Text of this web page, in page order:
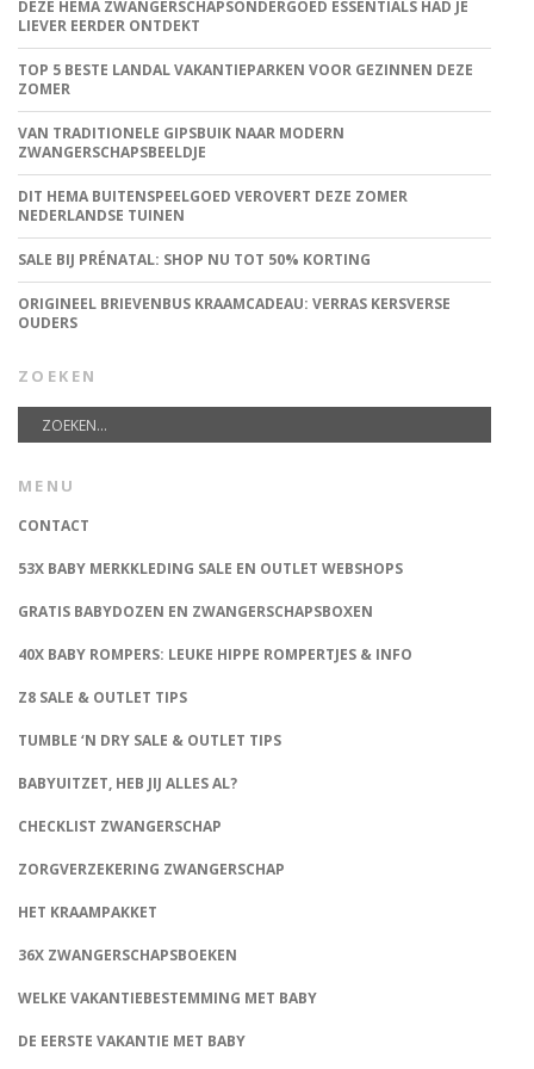
DEZE HEMA ZWANGERSCHAPSONDERGOED ESSENTIALS HAD JE
LIEVER EERDER ONTDEKT
TOP 5 BESTE LANDAL VAKANTIEPARKEN VOOR GEZINNEN DEZE
ZOMER
VAN TRADITIONELE GIPSBUIK NAAR MODERN
ZWANGERSCHAPSBEELDJE
DIT HEMA BUITENSPEELGOED VEROVERT DEZE ZOMER
NEDERLANDSE TUINEN
SALE BIJ PRÉNATAL: SHOP NU TOT 50% KORTING
ORIGINEEL BRIEVENBUS KRAAMCADEAU: VERRAS KERSVERSE
OUDERS
ZOEKEN
MENU
CONTACT
53X BABY MERKKLEDING SALE EN OUTLET WEBSHOPS
GRATIS BABYDOZEN EN ZWANGERSCHAPSBOXEN
40X BABY ROMPERS: LEUKE HIPPE ROMPERTJES & INFO
Z8 SALE & OUTLET TIPS
TUMBLE ‘N DRY SALE & OUTLET TIPS
BABYUITZET, HEB JIJ ALLES AL?
CHECKLIST ZWANGERSCHAP
ZORGVERZEKERING ZWANGERSCHAP
HET KRAAMPAKKET
36X ZWANGERSCHAPSBOEKEN
WELKE VAKANTIEBESTEMMING MET BABY
DE EERSTE VAKANTIE MET BABY